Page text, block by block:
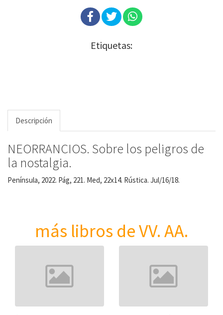
Etiquetas:
Descripción
NEORRANCIOS. Sobre los peligros de
la nostalgia.
Península, 2022. Pág, 221. Med, 22x14. Rústica. Jul/16/18.
más libros de VV. AA.